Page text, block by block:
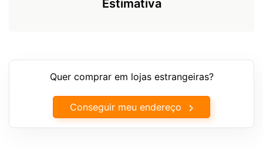
Estimativa
Quer comprar em lojas estrangeiras?
Conseguir meu endereço